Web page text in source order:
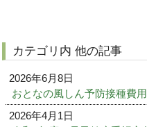
カテゴリ内 他の記事
2026年6月8日
おとなの風しん予防接種費
2026年4月1日